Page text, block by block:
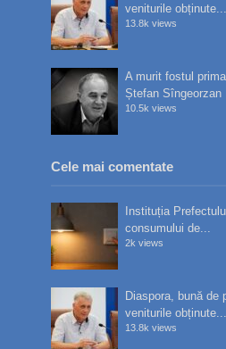
veniturile obținute...
13.8k views
A murit fostul
Ștefan Sîngeorzan
10.5k views
Cele mai comentate
Instituția
consumului de...
2k views
Diaspora, bună de
veniturile obținute...
13.8k views